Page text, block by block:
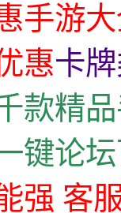
手游
惠卡
款精品
键论
强 客